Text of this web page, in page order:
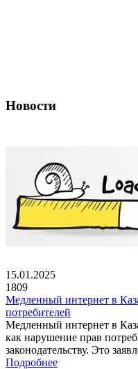
Новости
15.01.2025
1809
Медленный интернет в
потребителей
Медленный интернет в
как нарушение прав
законодательству. Это
Подробнее